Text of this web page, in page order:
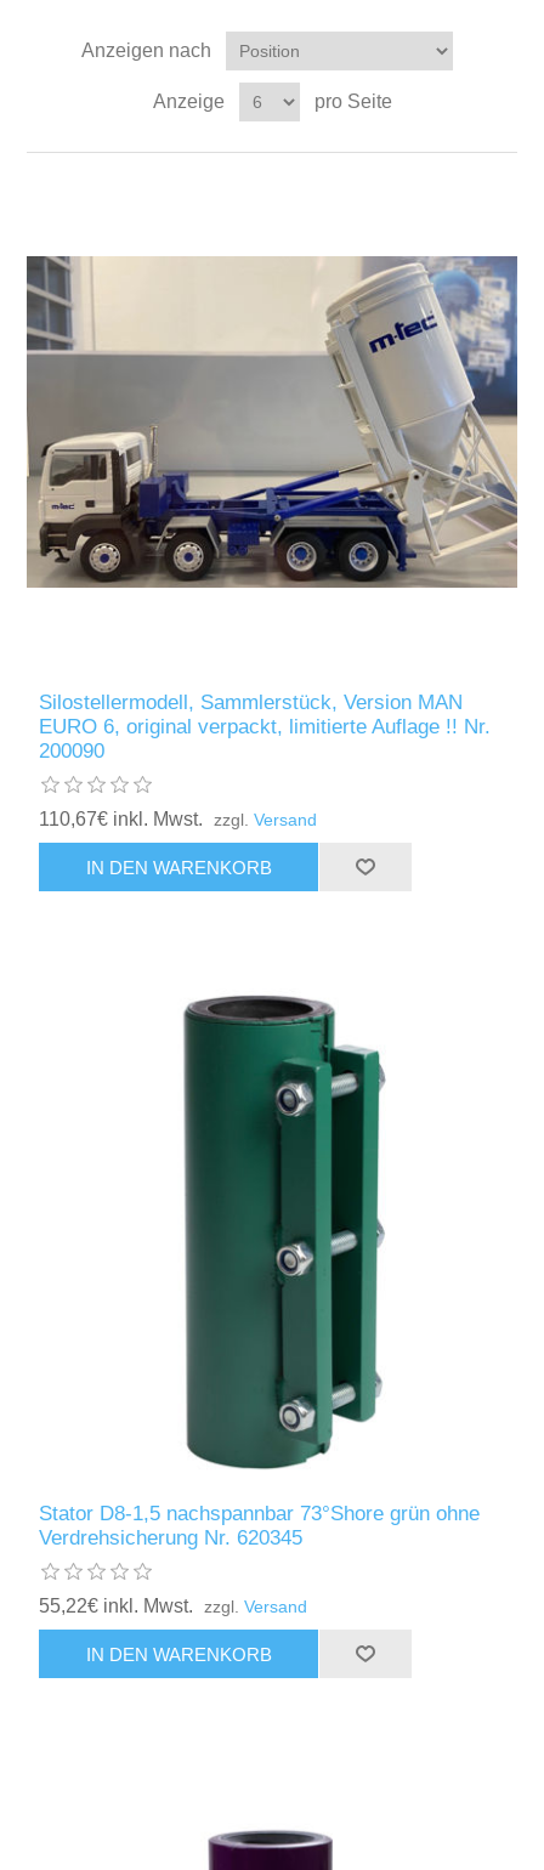
Anzeigen nach
Anzeige pro Seite
Silostellermodell, Sammlerstück, Version MAN
EURO 6, original verpackt, limitierte Auflage !! Nr.
200090
110,67€ inkl. Mwst. zzgl.Versand
Stator D8-1,5 nachspannbar 73°Shore grün ohne
Verdrehsicherung Nr. 620345
55,22€ inkl. Mwst. zzgl.Versand